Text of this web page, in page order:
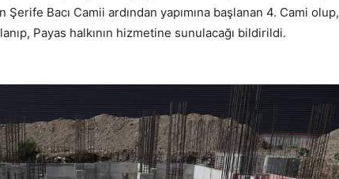
Bacı Camii ardından yapımına başlanan 4. Cami olup,
Payas halkının hizmetine sunulacağı bildirildi.